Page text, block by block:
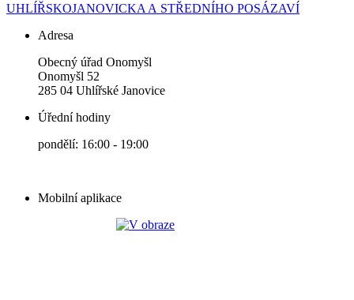
UHLÍŘSKOJANOVICKA A STŘEDNÍHO POSÁZAVÍ
Adresa
Obecný úřad Onomyšl
Onomyšl 52
285 04 Uhlířské Janovice
Úřední hodiny
pondělí: 16:00 - 19:00
Mobilní aplikace